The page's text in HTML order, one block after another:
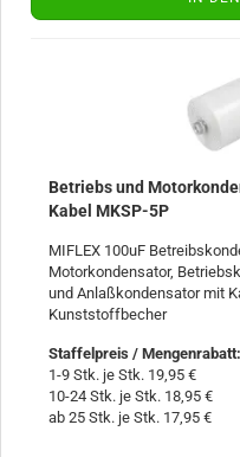
Betriebs und
Kabel MKSP-5P
MIFLEX 100uF
Motorkondensator,
und Anlaßkondensator mit
Kunststoffbecher
Staffelpreis / Mengenrabatt:
1-9 Stk. je Stk. 19,95 €
10-24 Stk. je Stk. 18,95 €
ab 25 Stk. je Stk. 17,95 €